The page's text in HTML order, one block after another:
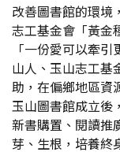
改善圖書館的環境
志工基金會「黃金
「一份愛可以牽
山人、玉山志工基
助，在偏鄉地區資
玉山圖書館成立後
新書購置、閱讀推
芽、生根，培養終